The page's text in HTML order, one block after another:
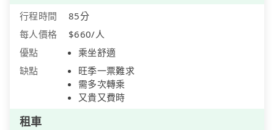
行程時間
85分
每人價格
$660/人
優點
乘坐舒適
缺點
旺季一票難求
需多次轉乘
又貴又費時
租車